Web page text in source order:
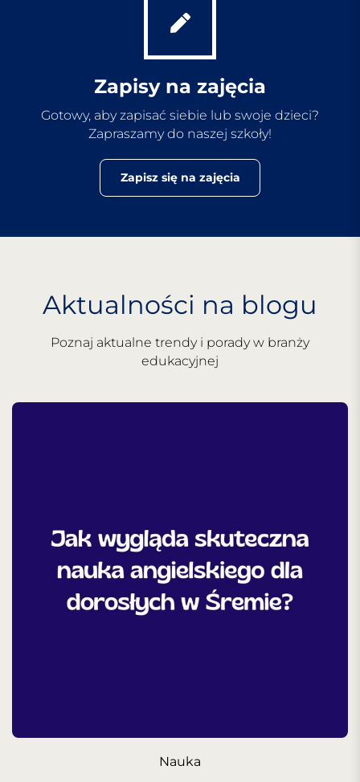
Zapisy na zajęcia
Gotowy, aby zapisać siebie lub swoje dzieci?
Zapraszamy do naszej szkoły!
Zapisz się na zajęcia
Aktualności na blogu
Poznaj aktualne trendy i porady w branży
edukacyjnej
Nauka